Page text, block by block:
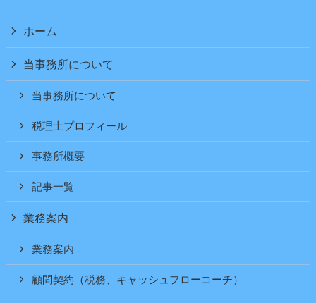
ホーム
当事務所について
当事務所について
税理士プロフィール
事務所概要
記事一覧
業務案内
業務案内
顧問契約（税務、キャッシュフローコーチ）